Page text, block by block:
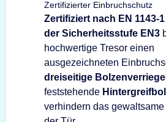
Zertifizierter Einbruchschutz
Zertifiziert nach EN 1143-
der Sicherheitsstufe EN3
hochwertige Tresor einen
ausgezeichneten
dreiseitige
feststehende
verhindern das gewaltsame